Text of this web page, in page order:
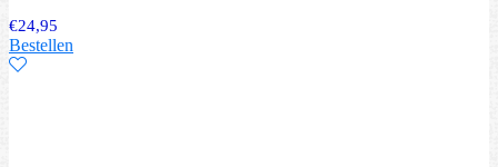
€24,95
Bestellen